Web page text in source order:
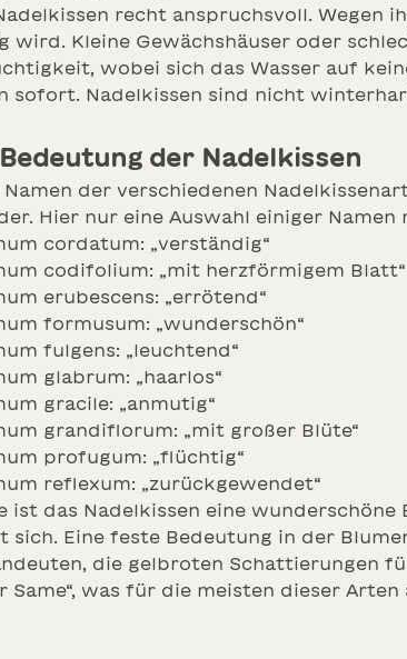
recht anspruchsvoll. Wegen
Kleine Gewächshäuser oder
wobei sich das Wasser auf
sofort. Nadelkissen sind nicht
der Nadelkissen
der verschiedenen
Hier nur eine Auswahl einiger
cordatum: „verständig“
codifolium: „mit herzförmigem Blatt“
erubescens: „errötend“
formusum: „wunderschön“
fulgens: „leuchtend“
glabrum: „haarlos“
gracile: „anmutig“
grandiflorum: „mit großer Blüte“
profugum: „flüchtig“
reflexum: „zurückgewendet“
ist das Nadelkissen eine
sich. Eine feste Bedeutung in der
die gelbroten Schattierungen
Same“, was für die meisten dieser